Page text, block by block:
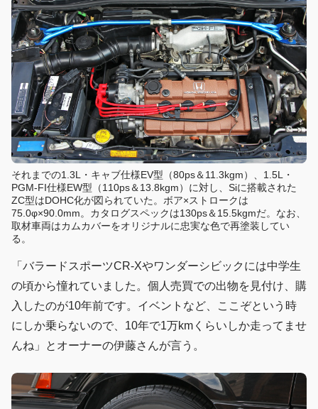
それまでの1.3L・キャブ仕様EV型（80ps＆11.3kgm）、1.5L・
PGM-FI仕様EW型（110ps＆13.8kgm）に対し、Siに搭載された
ZC型はDOHC化が図られていた。ボア×ストロークは
75.0φ×90.0mm。カタログスペックは130ps＆15.5kgmだ。なお、
取材車両はカムカバーをオリジナルに忠実な色で再塗装してい
る。
「バラードスポーツCR-Xやワンダーシビックには中学生
の頃から憧れていました。個人売買での出物を見付け、購
入したのが10年前です。イベントなど、ここぞという時
にしか乗らないので、10年で1万kmくらいしか走ってませ
んね」とオーナーの伊藤さんが言う。